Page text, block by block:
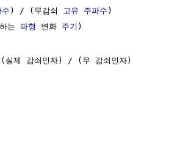
) / (무감쇠 고유 주파수 )
는 파형 변화 주기 )
제 감쇠인자) / (무 감쇠인자)